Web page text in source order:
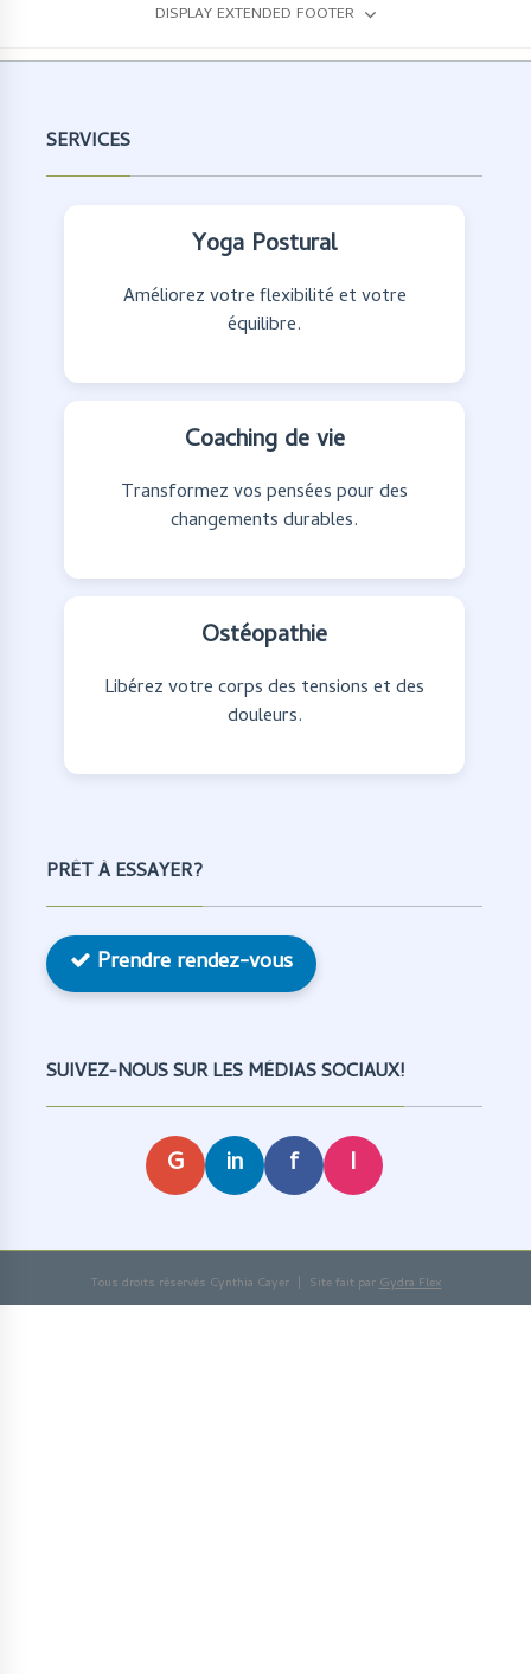
DISPLAY EXTENDED FOOTER
SERVICES
Yoga Postural
Améliorez votre flexibilité et votre
équilibre.
Coaching de vie
Transformez vos pensées pour des
changements durables.
Ostéopathie
Libérez votre corps des tensions et des
douleurs.
PRÊT À ESSAYER?
Prendre rendez-vous
SUIVEZ-NOUS SUR LES MÉDIAS SOCIAUX!
G in f I
Tous droits réservés Cynthia Cayer | Site fait parGydra Flex